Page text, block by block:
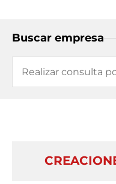
Buscar empresa